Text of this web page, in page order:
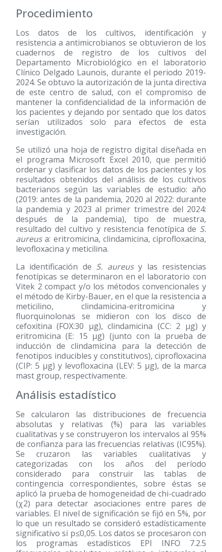
Procedimiento
Los datos de los cultivos, identificación y
resistencia a antimicrobianos se obtuvieron de los
cuadernos de registro de los cultivos del
Departamento Microbiológico en el laboratorio
Clínico Delgado Launois, durante el periodo 2019-
2024. Se obtuvo la autorización de la junta directiva
de este centro de salud, con el compromiso de
mantener la confidencialidad de la información de
los pacientes y dejando por sentado que los datos
serían utilizados solo para efectos de esta
investigación.
Se utilizó una hoja de registro digital diseñada en
el programa Microsoft Excel 2010, que permitió
ordenar y clasificar los datos de los pacientes y los
resultados obtenidos del análisis de los cultivos
bacterianos según las variables de estudio: año
(2019: antes de la pandemia, 2020 al 2022: durante
la pandemia y 2023 al primer trimestre del 2024:
después de la pandemia), tipo de muestra,
resultado del cultivo y resistencia fenotípica de S.
aureusa: eritromicina, clindamicina, ciprofloxacina,
levofloxacina y meticilina.
La identificación de S. aureusy las resistencias
fenotípicas se determinaron en el laboratorio con
Vitek 2 compact y/o los métodos convencionales y
el método de Kirby-Bauer, en el que la resistencia a
meticilino, clindamicina-eritromicina y
fluorquinolonas se midieron con los disco de
cefoxitina (FOX:30 μg), clindamicina (CC: 2 μg) y
eritromicina (E: 15 μg) (junto con la prueba de
inducción de clindamicina para la detección de
fenotipos inducibles y constitutivos), ciprofloxacina
(CIP: 5 μg) y levofloxacina (LEV: 5 μg), de la marca
mast group, respectivamente.
Análisis estadístico
Se calcularon las distribuciones de frecuencia
absolutas y relativas (%) para las variables
cualitativas y se construyeron los intervalos al 95%
de confianza para las frecuencias relativas (IC95%).
Se cruzaron las variables cualitativas y
categorizadas con los años del período
considerado para construir las tablas de
contingencia correspondientes, sobre éstas se
aplicó la prueba de homogeneidad de chi-cuadrado
(χ2) para detectar asociaciones entre pares de
variables. El nivel de significación se fijó en 5%, por
lo que un resultado se consideró estadísticamente
significativo si p≤0,05. Los datos se procesaron con
los programas estadísticos EPI INFO 7.2.5